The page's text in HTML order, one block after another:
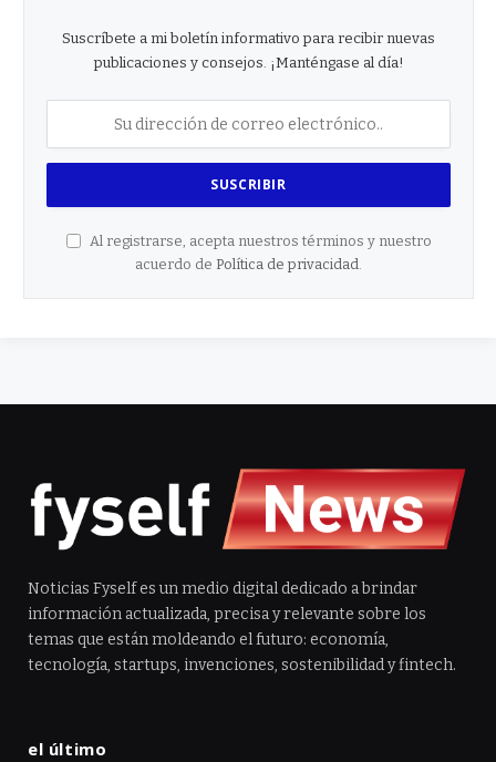
Suscríbete a mi boletín informativo para recibir nuevas
publicaciones y consejos. ¡Manténgase al día!
Al registrarse, acepta nuestros términos y nuestro
acuerdo de Política de privacidad.
Noticias Fyself es un medio digital dedicado a brindar
información actualizada, precisa y relevante sobre los
temas que están moldeando el futuro: economía,
tecnología, startups, invenciones, sostenibilidad y fintech.
el último